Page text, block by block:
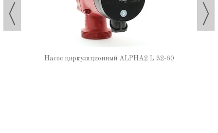
Насос циркуляционный ALPHA2 L 32-60